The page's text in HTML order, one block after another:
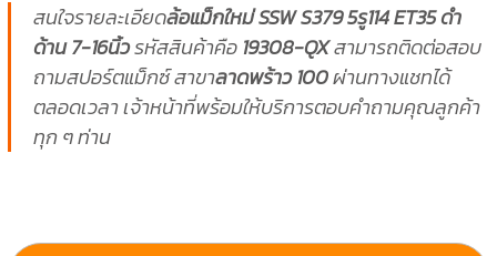
สนใจรายละเอียดล้อแม็กใหม่ SSW S379 5รู114 ET35 ดำ
ด้าน 7-16นิ้วรหัสสินค้าคือ 19308-QXสามารถติดต่อสอบ
ถามสปอร์ตแม็กซ์ สาขาลาดพร้าว 100ผ่านทางแชทได้
ตลอดเวลา เจ้าหน้าที่พร้อมให้บริการตอบคำถามคุณลูกค้า
ทุก ๆ ท่าน